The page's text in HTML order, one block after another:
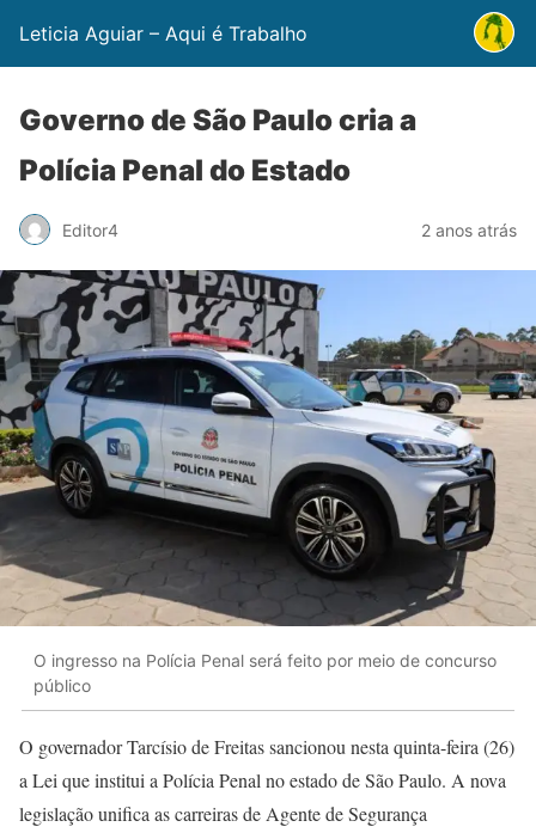
Leticia Aguiar – Aqui é Trabalho
Governo de São Paulo cria a
Polícia Penal do Estado
Editor4 2 anos atrás
O ingresso na Polícia Penal será feito por meio de concurso
público
O governador Tarcísio de Freitas sancionou nesta quinta-feira (26)
a Lei que institui a Polícia Penal no estado de São Paulo. A nova
legislação unifica as carreiras de Agente de Segurança